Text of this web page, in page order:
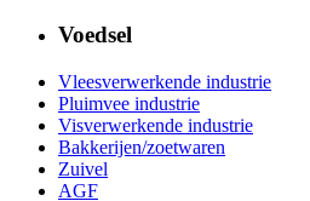
Voedsel
Vleesverwerkende industrie
Pluimvee industrie
Visverwerkende industrie
Bakkerijen/zoetwaren
Zuivel
AGF